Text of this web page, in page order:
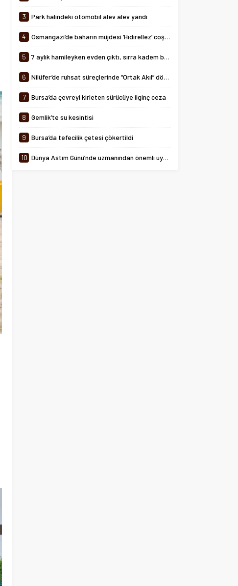
arasında...
3 Park halindeki otomobil alev alev yandı
4 Osmangazi’de baharın müjdesi ‘Hıdırellez’ coşkuyla kutlandı
5 7 aylık hamileyken evden çıktı, sırra kadem bastı
6 Nilüfer’de ruhsat süreçlerinde “Ortak Akıl” dönemi
7 Bursa’da çevreyi kirleten sürücüye ilginç ceza
8 Gemlik’te su kesintisi
9 Bursa’da tefecilik çetesi çökertildi
10 Dünya Astım Günü’nde uzmanından önemli uyarılar